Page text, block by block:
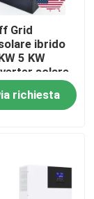
Grid
ibrido
5 KW
solare
richiesta